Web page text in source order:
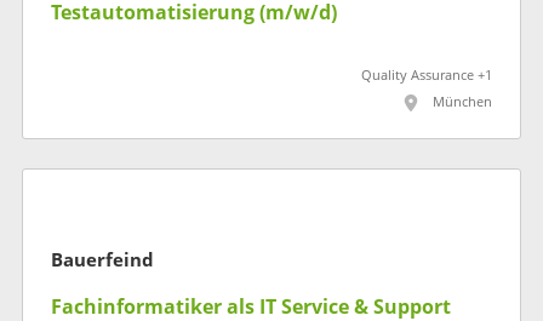
Testautomatisierung (m/w/d)
Quality Assurance +1
München
Bauerfeind
Fachinformatiker als IT Service & Support